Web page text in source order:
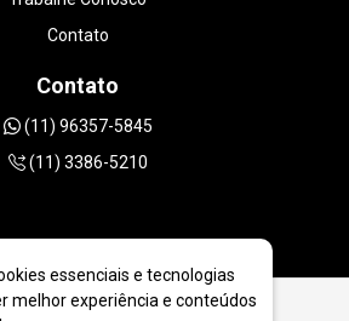
Contato
Contato
(11) 96357-5845
(11) 3386-5210
essenciais e tecnologias
melhor experiência e conteúdos